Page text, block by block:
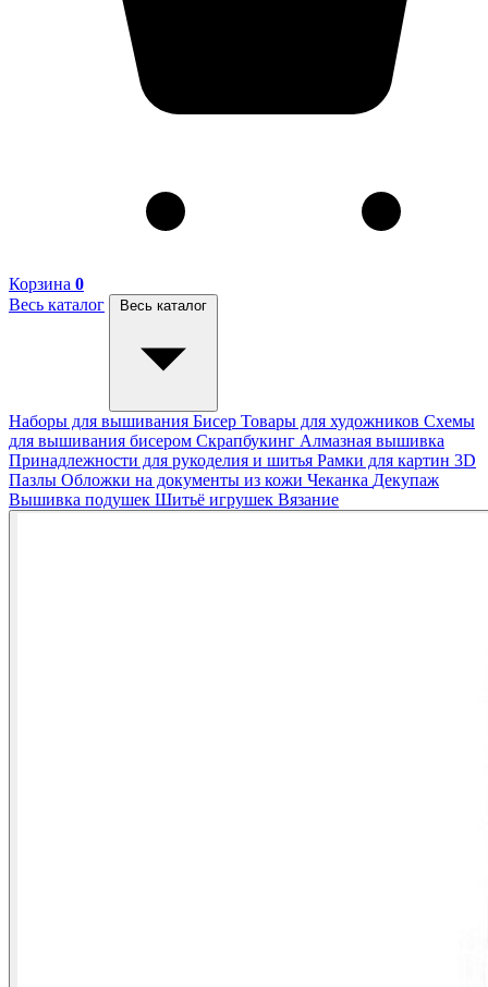
Корзина 0
Весь каталог
Весь каталог
Наборы для вышивания Бисер Товары для художников Схемы
для вышивания бисером Скрапбукинг Алмазная вышивка
Принадлежности для рукоделия и шитья Рамки для картин 3D
Пазлы Обложки на документы из кожи Чеканка Декупаж
Вышивка подушек Шитьё игрушек Вязание